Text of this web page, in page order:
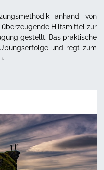
anhand von
Hilfsmittel zur
gestellt. Das praktische
und regt zum